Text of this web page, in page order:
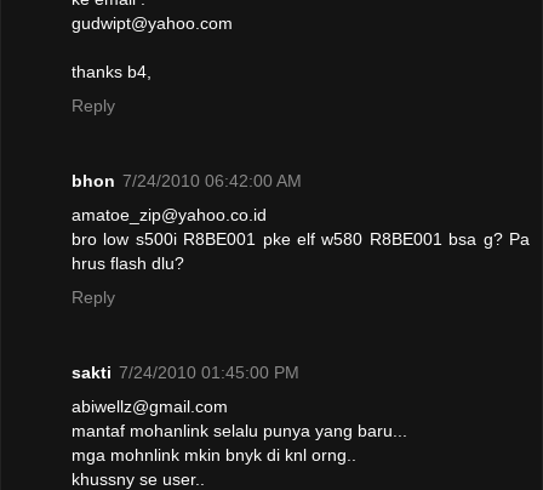
gudwipt@yahoo.com
thanks b4,
Reply
bhon 7/24/2010 06:42:00 AM
amatoe_zip@yahoo.co.id
bro low s500i R8BE001 pke elf w580 R8BE001 bsa g? Pa
hrus flash dlu?
Reply
sakti 7/24/2010 01:45:00 PM
abiwellz@gmail.com
mantaf mohanlink selalu punya yang baru...
mga mohnlink mkin bnyk di knl orng..
khussny se user..